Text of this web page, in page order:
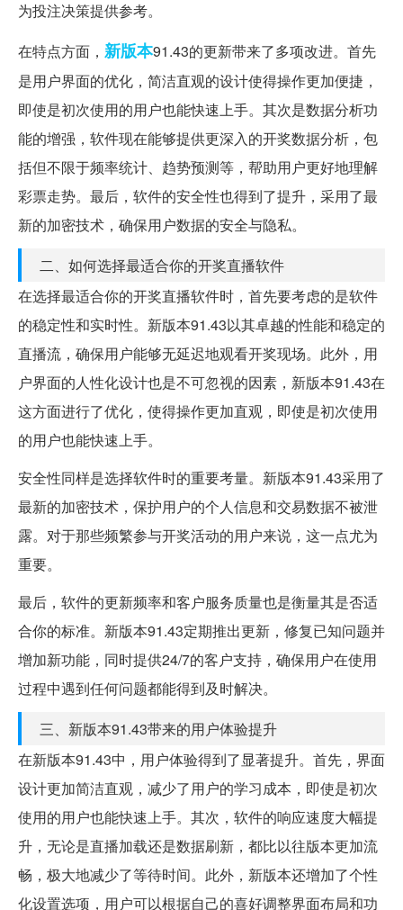
为投注决策提供参考。
在特点方面， 新版本91.43的更新带来了多项改进。首先
是用户界面的优化，简洁直观的设计使得操作更加便捷，
即使是初次使用的用户也能快速上手。其次是数据分析功
能的增强，软件现在能够提供更深入的开奖数据分析，包
括但不限于频率统计、趋势预测等，帮助用户更好地理解
彩票走势。最后，软件的安全性也得到了提升，采用了最
新的加密技术，确保用户数据的安全与隐私。
二、如何选择最适合你的开奖直播软件
在选择最适合你的开奖直播软件时，首先要考虑的是软件
的稳定性和实时性。新版本91.43以其卓越的性能和稳定的
直播流，确保用户能够无延迟地观看开奖现场。此外，用
户界面的人性化设计也是不可忽视的因素，新版本91.43在
这方面进行了优化，使得操作更加直观，即使是初次使用
的用户也能快速上手。
安全性同样是选择软件时的重要考量。新版本91.43采用了
最新的加密技术，保护用户的个人信息和交易数据不被泄
露。对于那些频繁参与开奖活动的用户来说，这一点尤为
重要。
最后，软件的更新频率和客户服务质量也是衡量其是否适
合你的标准。新版本91.43定期推出更新，修复已知问题并
增加新功能，同时提供24/7的客户支持，确保用户在使用
过程中遇到任何问题都能得到及时解决。
三、新版本91.43带来的用户体验提升
在新版本91.43中，用户体验得到了显著提升。首先，界面
设计更加简洁直观，减少了用户的学习成本，即使是初次
使用的用户也能快速上手。其次，软件的响应速度大幅提
升，无论是直播加载还是数据刷新，都比以往版本更加流
畅，极大地减少了等待时间。此外，新版本还增加了个性
化设置选项，用户可以根据自己的喜好调整界面布局和功